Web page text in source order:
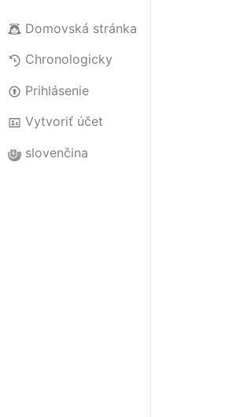
Domovská stránka
Chronologicky
Prihlásenie
Vytvoriť účet
slovenčina